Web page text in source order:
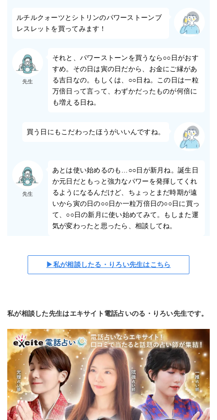
ルチルクォーツとシトリンのパワーストーンブ
レスレットを買ってみます！
先生
それと、パワーストーンを買うなら○○日がおす
すめ。その日は寅の日だから、お金にご縁があ
る吉日なの。もしくは、○○日ね。この日は一粒
万倍日って言って、わずかだったものが何倍に
も増える日ね。
買う日にもこだわったほうがいいんですね。
先生
あとは使い始めるのも…○○日が新月ね。誕生日
か元日だともっと強力なパワーを発揮してくれ
るようになるんだけど、ちょっとまだ時期が遠
いから寅の日の○○日か一粒万倍日の○○日に買っ
て、○○日の新月に使い始めてみて。もしまた運
気が変わったと思ったら、相談してね。
▶私が相談したる・りろい先生はこちら
私が相談した先生はエキサイト電話占いのる・りろい先生です。